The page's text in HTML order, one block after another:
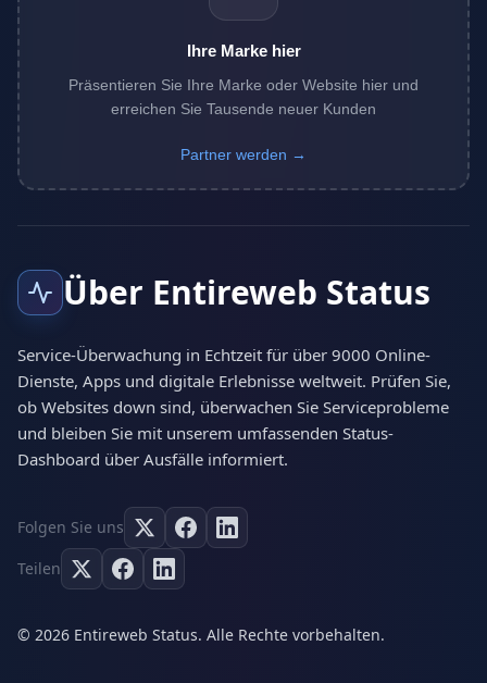
Ihre Marke hier
Präsentieren Sie Ihre Marke oder Website hier und
erreichen Sie Tausende neuer Kunden
Partner werden →
Über Entireweb Status
Service-Überwachung in Echtzeit für über 9000 Online-
Dienste, Apps und digitale Erlebnisse weltweit. Prüfen Sie,
ob Websites down sind, überwachen Sie Serviceprobleme
und bleiben Sie mit unserem umfassenden Status-
Dashboard über Ausfälle informiert.
Folgen Sie uns
Teilen
© 2026 Entireweb Status. Alle Rechte vorbehalten.